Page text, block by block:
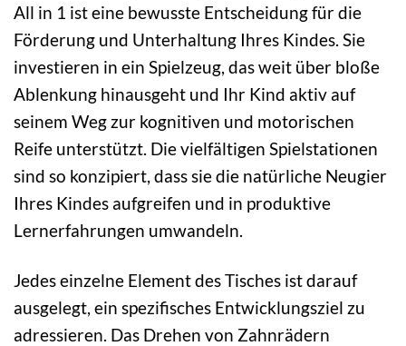
All in 1 ist eine bewusste Entscheidung für die
Förderung und Unterhaltung Ihres Kindes. Sie
investieren in ein Spielzeug, das weit über bloße
Ablenkung hinausgeht und Ihr Kind aktiv auf
seinem Weg zur kognitiven und motorischen
Reife unterstützt. Die vielfältigen Spielstationen
sind so konzipiert, dass sie die natürliche Neugier
Ihres Kindes aufgreifen und in produktive
Lernerfahrungen umwandeln.
Jedes einzelne Element des Tisches ist darauf
ausgelegt, ein spezifisches Entwicklungsziel zu
adressieren. Das Drehen von Zahnrädern